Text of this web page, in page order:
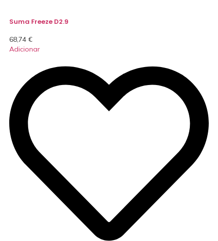
Suma Freeze D2.9
68,74 €
Adicionar